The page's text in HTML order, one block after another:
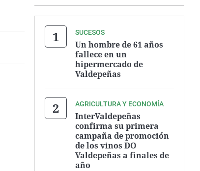
SUCESOS
Un hombre de 61 años
fallece en un
hipermercado de
Valdepeñas
AGRICULTURA Y ECONOMÍA
InterValdepeñas
confirma su primera
campaña de promoción
de los vinos DO
Valdepeñas a finales de
año